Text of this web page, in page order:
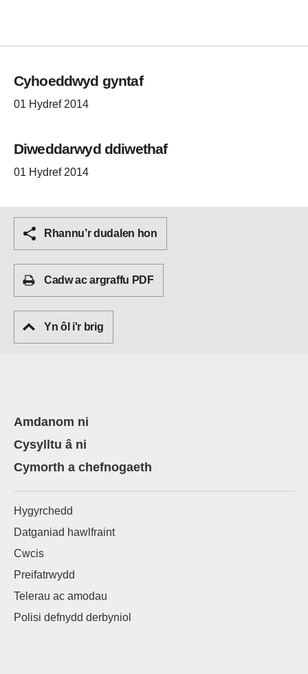
Cyhoeddwyd gyntaf
01 Hydref 2014
Diweddarwyd ddiwethaf
01 Hydref 2014
Rhannu’r dudalen hon
Cadw ac argraffu PDF
Yn ôl i'r brig
Amdanom ni
Cysylltu â ni
Cymorth a chefnogaeth
Hygyrchedd
Datganiad hawlfraint
Cwcis
Preifatrwydd
Telerau ac amodau
Polisi defnydd derbyniol